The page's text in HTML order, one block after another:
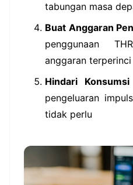
tabungan masa
Buat Anggaran
penggunaan
anggaran terperinci
Hindari
pengeluaran
tidak perlu